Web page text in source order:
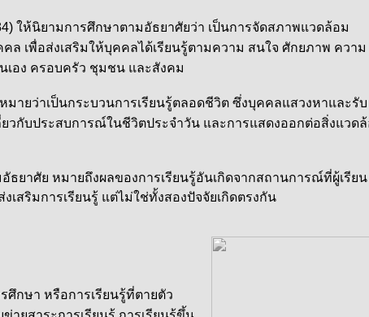
ให้นิยามการศึกษาตามอัธยาศัยว่า เป็นการจัดสภาพแวดล้อม
เพื่อส่งเสริมให้บุคคลได้เรียนรู้ตามความ สนใจ ศักยภาพ ความ
อง ครอบครัว ชุมชน และสังคม
มายว่าเป็นกระบวนการเรียนรู้ตลอดชีวิต ซึ่งบุคคลแสวงหาและรับ
วกับประสบการณ์ในชีวิตประจำวัน และการแสดงออกต่อสิ่งแวด
ธยาศัย หมายถึงผลของการเรียนรู้อันเกิดจากสถานการณ์ที่ผู้เรียน
เสริมการเรียนรู้ แต่ไม่ใช่ทั้งสองปัจจัยเกิดตรงกัน
ษา หรือการเรียนรู้ที่ตายตัว